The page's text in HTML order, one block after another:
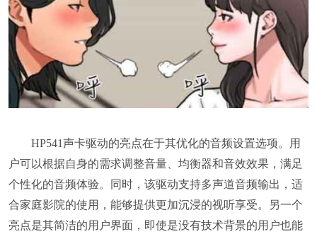
HP541声卡驱动的亮点在于其优化的音频设置选项。用
户可以根据自身的需求调整音量、均衡器和音效效果，满足
个性化的音频体验。同时，该驱动支持多声道音频输出，适
合家庭影院的使用，能够提供更加沉浸的视听享受。另一个
亮点是其简洁的用户界面，即使是没有技术背景的用户也能